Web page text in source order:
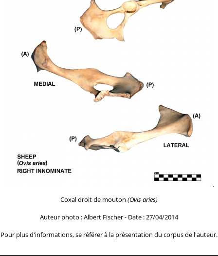
Coxal droit de mouton (Ovis aries)
Auteur photo : Albert Fischer - Date : 27/04/2014
Pour plus d'informations, se référer à la présentation du corpus de l'auteur.